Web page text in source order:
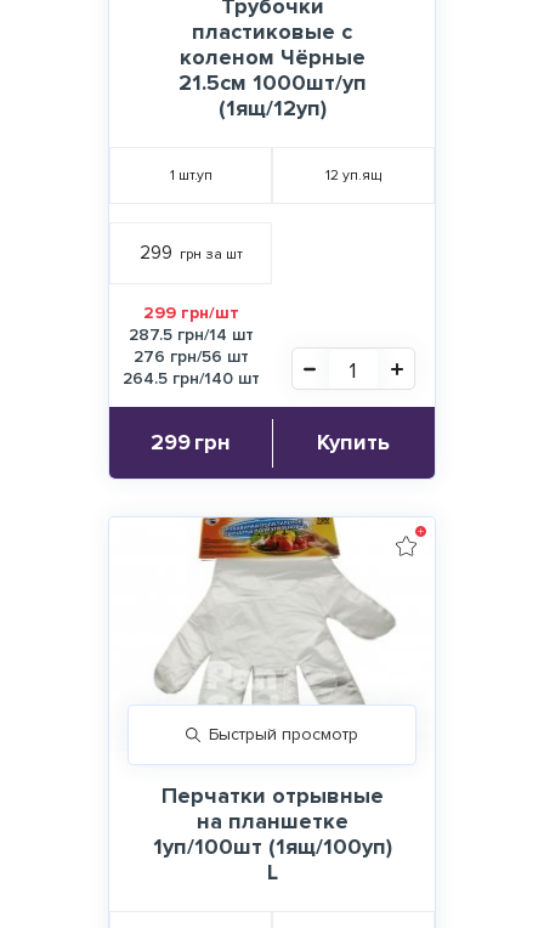
Трубочки
пластиковые с
коленом Чёрные
21.5см 1000шт/уп
(1ящ/12уп)
1 шт.уп 12 уп.ящ
299 грн за шт
299 грн/шт
287.5 грн/14 шт
276 грн/56 шт
264.5 грн/140 шт
299грн Купить
Быстрый просмотр
Перчатки отрывные
на планшетке
1уп/100шт (1ящ/100уп)
L